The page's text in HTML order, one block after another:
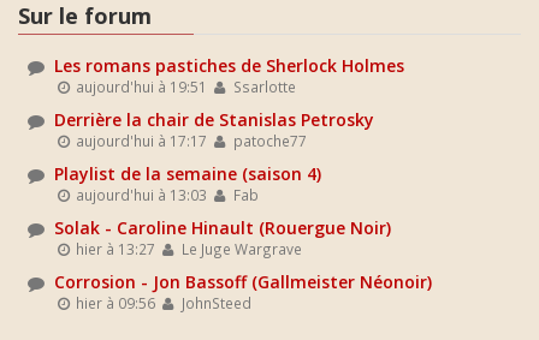
Sur le forum
Les romans pastiches de Sherlock Holmes
aujourd'hui à 19:51 Ssarlotte
Derrière la chair de Stanislas Petrosky
aujourd'hui à 17:17 patoche77
Playlist de la semaine (saison 4)
aujourd'hui à 13:03 Fab
Solak - Caroline Hinault (Rouergue Noir)
hier à 13:27 Le Juge Wargrave
Corrosion - Jon Bassoff (Gallmeister Néonoir)
hier à 09:56 JohnSteed